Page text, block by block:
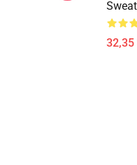
32,35